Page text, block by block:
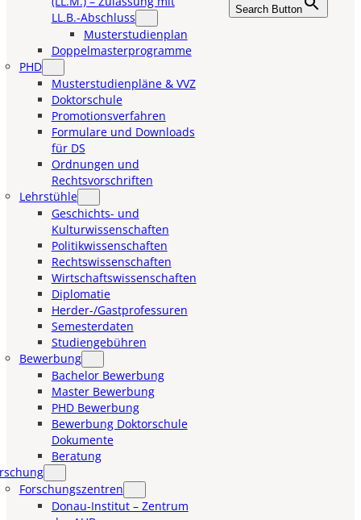
LL.B.-Abschluss
Musterstudienplan
Doppelmasterprogramme
PHD
Musterstudienpläne & VVZ
Doktorschule
Promotionsverfahren
Formulare und Downloads
für DS
Ordnungen und
Rechtsvorschriften
Lehrstühle
Geschichts- und
Kulturwissenschaften
Politikwissenschaften
Rechtswissenschaften
Wirtschaftswissenschaften
Diplomatie
Herder-/Gastprofessuren
Semesterdaten
Studiengebühren
Bewerbung
Bachelor Bewerbung
Master Bewerbung
PHD Bewerbung
Bewerbung Doktorschule
Dokumente
Beratung
Forschungszentren
Donau-Institut – Zentrum
Search Button